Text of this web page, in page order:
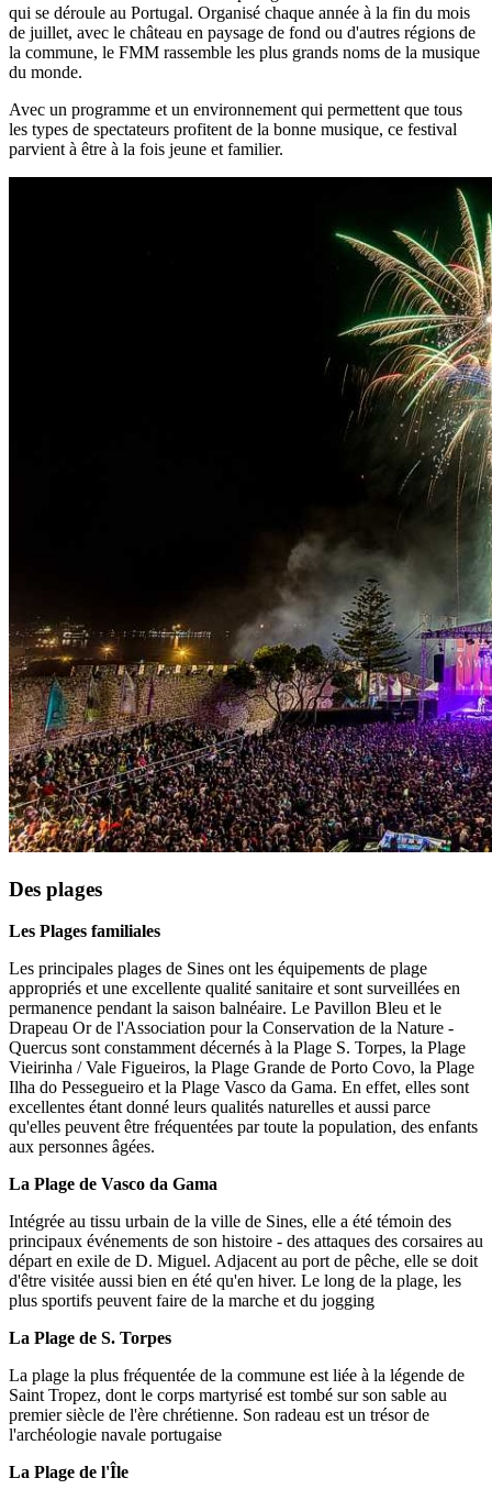
qui se déroule au Portugal. Organisé chaque année à la fin du mois
de juillet, avec le château en paysage de fond ou d'autres régions de
la commune, le FMM rassemble les plus grands noms de la musique
du monde.
Avec un programme et un environnement qui permettent que tous
les types de spectateurs profitent de la bonne musique, ce festival
parvient à être à la fois jeune et familier.
Des plages
Les Plages familiales
Les principales plages de Sines ont les équipements de plage
appropriés et une excellente qualité sanitaire et sont surveillées en
permanence pendant la saison balnéaire. Le Pavillon Bleu et le
Drapeau Or de l'Association pour la Conservation de la Nature -
Quercus sont constamment décernés à la Plage S. Torpes, la Plage
Vieirinha / Vale Figueiros, la Plage Grande de Porto Covo, la Plage
Ilha do Pessegueiro et la Plage Vasco da Gama. En effet, elles sont
excellentes étant donné leurs qualités naturelles et aussi parce
qu'elles peuvent être fréquentées par toute la population, des enfants
aux personnes âgées.
La Plage de Vasco da Gama
Intégrée au tissu urbain de la ville de Sines, elle a été témoin des
principaux événements de son histoire - des attaques des corsaires au
départ en exile de D. Miguel. Adjacent au port de pêche, elle se doit
d'être visitée aussi bien en été qu'en hiver. Le long de la plage, les
plus sportifs peuvent faire de la marche et du jogging
La Plage de S. Torpes
La plage la plus fréquentée de la commune est liée à la légende de
Saint Tropez, dont le corps martyrisé est tombé sur son sable au
premier siècle de l'ère chrétienne. Son radeau est un trésor de
l'archéologie navale portugaise
La Plage de l'Île